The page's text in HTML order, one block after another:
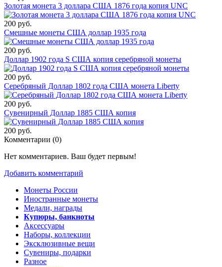
Золотая монета 3 доллара США 1876 года копия UNC
200 руб.
Смешные монеты США доллар 1935 года
200 руб.
Доллар 1902 года S США копия серебряной монеты
200 руб.
Серебряный Доллар 1802 года США монета Liberty
200 руб.
Сувенирный Доллар 1885 США копия
200 руб.
Комментарии (0)
Нет комментариев. Ваш будет первым!
Добавить комментарий
Монеты России
Иностранные монеты
Медали, награды
Купюры, банкноты
Аксессуары
Наборы, коллекции
Эксклюзивные вещи
Сувениры, подарки
Разное